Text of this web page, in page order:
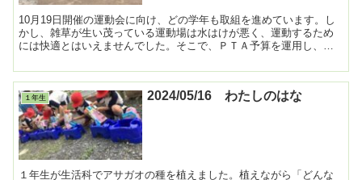
10月19日開催の運動会に向け、どの学年も取組を進めています。し
かし、雑草が生い茂っている運動場は水はけが悪く、運動するため
には快適とはいえませんでした。そこで、ＰＴＡ予算を運用し、学
１年生 2024/05/16 わたしのはな
１年生が生活科でアサガオの種を植えました。植えながら「どんな